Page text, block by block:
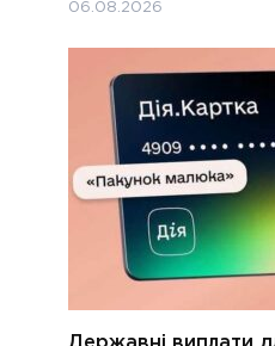
06.08.2026